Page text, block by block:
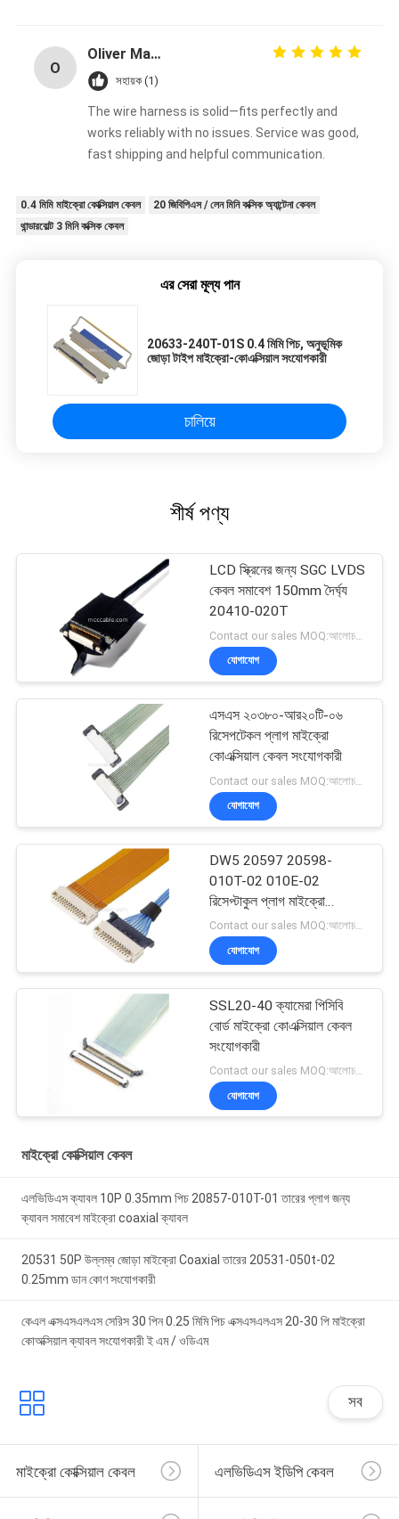
O
Oliver Martinez
সহায়ক (1)
The wire harness is solid—fits perfectly and
works reliably with no issues. Service was good,
fast shipping and helpful communication.
0.4 মিমি মাইক্রো কোক্সিয়াল কেবল
20 জিবিপিএস / লেন মিনি কক্সিক অ্যান্টেনা কেবল
থান্ডারবোল্ট 3 মিনি কক্সিক কেবল
এর সেরা মূল্য পান
20633-240T-01S 0.4 মিমি পিচ, অনুভূমিক
জোড়া টাইপ মাইক্রো-কোএক্সিয়াল সংযোগকারী
চালিয়ে
শীর্ষ পণ্য
LCD স্ক্রিনের জন্য SGC LVDS
কেবল সমাবেশ 150mm দৈর্ঘ্য
20410-020T
যোগাযোগ
এসএস ২০৩৮০-আর২০টি-০৬
রিসেপটেকল প্লাগ মাইক্রো
কোএক্সিয়াল কেবল সংযোগকারী
যোগাযোগ
DW5 20597 20598-
010T-02 010E-02
রিসেপ্টাকুল প্লাগ মাইক্রো
কোএক্সিয়াল ক্যাবল
Contact our sales MOQ:আলোচনাযোগ্য
যোগাযোগ
SSL20-40 ক্যামেরা পিসিবি
বোর্ড মাইক্রো কোএক্সিয়াল কেবল
সংযোগকারী
Contact our sales MOQ:আলোচনাযোগ্য
যোগাযোগ
মাইক্রো কোক্সিয়াল কেবল
এলভিডিএস ক্যাবল 10P 0.35mm পিচ 20857-010T-01 তারের প্লাগ জন্য
ক্যাবল সমাবেশ মাইক্রো coaxial ক্যাবল
20531 50P উল্লম্ব জোড়া মাইক্রো Coaxial তারের 20531-050t-02
0.25mm ডান কোণ সংযোগকারী
কেএল এক্সএসএলএস সেরিস 30 পিন 0.25 মিমি পিচ এক্সএসএলএস 20-30 পি মাইক্রো
কোঅক্সিয়াল ক্যাবল সংযোগকারী ই এম / ওডিএম
সব
মাইক্রো কোক্সিয়াল কেবল এলভিডিএস ইডিপি কেবল